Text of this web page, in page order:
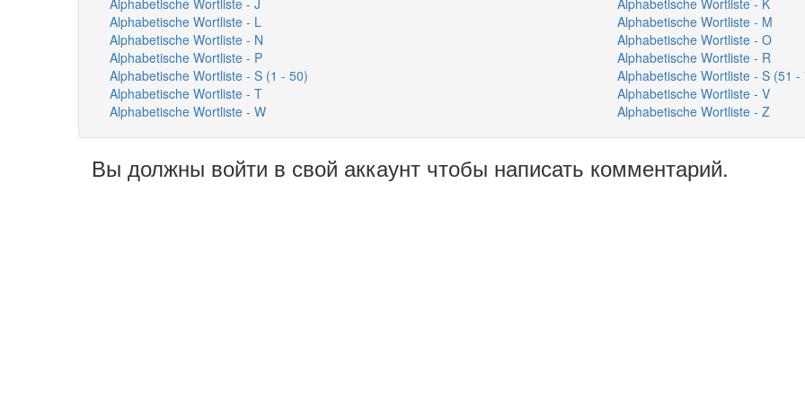
Alphabetische Wortliste - L
Alphabetische Wortliste - M
Alphabetische Wortliste - N
Alphabetische Wortliste - O
Alphabetische Wortliste - P
Alphabetische Wortliste - R
Alphabetische Wortliste - S (1 - 50)
Alphabetische Wortliste - S (51 -
Alphabetische Wortliste - T
Alphabetische Wortliste - V
Alphabetische Wortliste - W
Alphabetische Wortliste - Z
Вы должны войти в свой аккаунт чтобы написать комментарий.